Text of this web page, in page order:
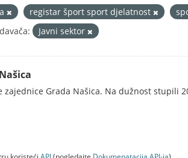
registar šport sport djelatnost
Javni sektor
zajednice Grada Našica. Na dužnost stupili